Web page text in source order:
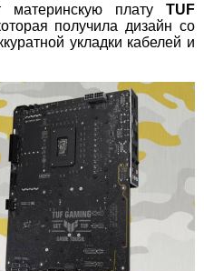
материнскую платуTUF
получила дизайн со
укладки кабелей и